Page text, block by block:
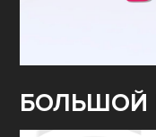
БОЛЬШОЙ